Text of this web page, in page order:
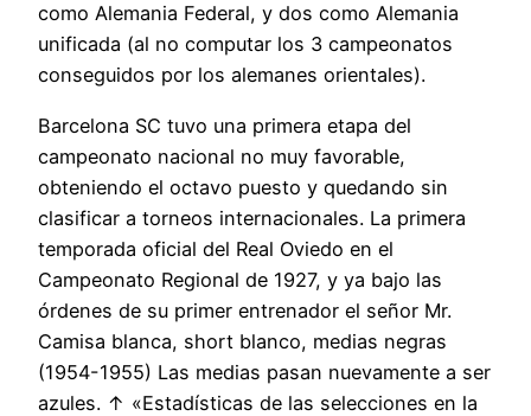
como Alemania Federal, y dos como Alemania
unificada (al no computar los 3 campeonatos
conseguidos por los alemanes orientales).
Barcelona SC tuvo una primera etapa del
campeonato nacional no muy favorable,
obteniendo el octavo puesto y quedando sin
clasificar a torneos internacionales. La primera
temporada oficial del Real Oviedo en el
Campeonato Regional de 1927, y ya bajo las
órdenes de su primer entrenador el señor Mr.
Camisa blanca, short blanco, medias negras
(1954-1955) Las medias pasan nuevamente a ser
azules. ↑ «Estadísticas de las selecciones en la